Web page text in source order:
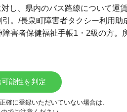
し、県内のバス路線について運
。/長泉町障害者タクシー利用助
害者保健福祉手帳1・2級の方。
能性を判定
正確に登録いただいていない場合は、